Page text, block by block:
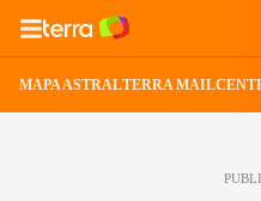
MAPA ASTRALTERRA MAIL